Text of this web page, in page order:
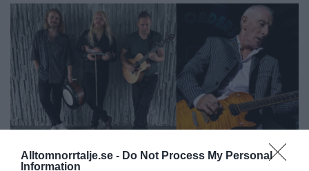
Alltomnorrtalje.se - Do Not Process My Personal
Information
Gary Moore-veteran gästar